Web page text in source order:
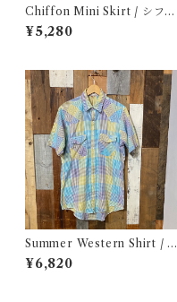
Chiffon Mini Skirt / シフォ
ン ミニ プリーツ スカート 古
着
¥5,280
Summer Western Shirt / シ
ョートスリーブ ウエスタン シ
ャツ 古着
¥6,820